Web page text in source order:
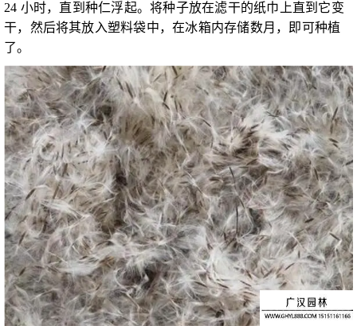
24 小时，直到种仁浮起。将种子放在滤干的纸巾上直到它变
干，然后将其放入塑料袋中，在冰箱内存储数月，即可种植
了。